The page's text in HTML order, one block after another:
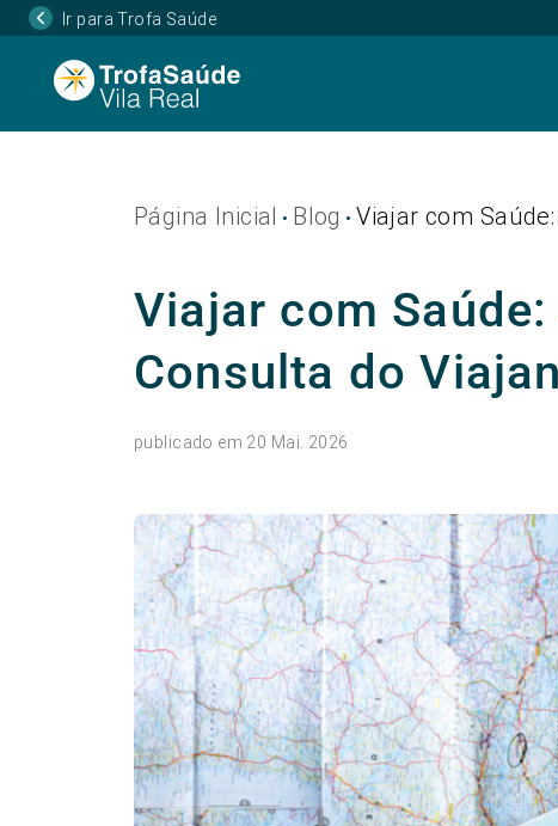
Ir para Trofa Saúde
Página Inicial • Blog • Viajar com
Viajar com
Consulta do
publicado em 20 Mai. 2026